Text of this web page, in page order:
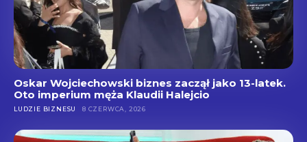
Oskar Wojciechowski biznes zaczął jako 13-latek.
Oto imperium męża Klaudii Halejcio
LUDZIE BIZNESU 8 CZERWCA, 2026